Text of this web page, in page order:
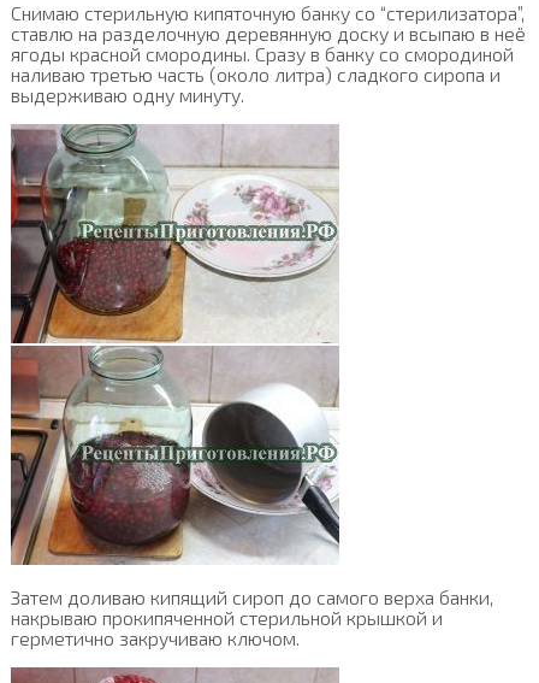
Снимаю стерильную кипяточную банку со “стерилизатора”,
ставлю на разделочную деревянную доску и всыпаю в неё
ягоды красной смородины. Сразу в банку со смородиной
наливаю третью часть (около литра) сладкого сиропа и
выдерживаю одну минуту.
Затем доливаю кипящий сироп до самого верха банки,
накрываю прокипяченной стерильной крышкой и
герметично закручиваю ключом.